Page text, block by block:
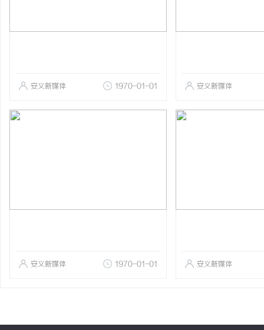
安义新媒体 1970-01-01 安义新媒体
安义新媒体 1970-01-01 安义新媒体